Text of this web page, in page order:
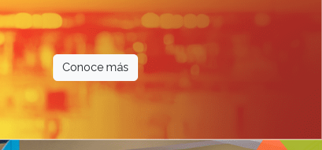
Conoce más